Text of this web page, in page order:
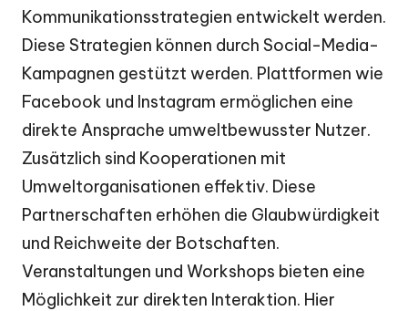
Kommunikationsstrategien entwickelt werden.
Diese Strategien können durch Social-Media-
Kampagnen gestützt werden. Plattformen wie
Facebook und Instagram ermöglichen eine
direkte Ansprache umweltbewusster Nutzer.
Zusätzlich sind Kooperationen mit
Umweltorganisationen effektiv. Diese
Partnerschaften erhöhen die Glaubwürdigkeit
und Reichweite der Botschaften.
Veranstaltungen und Workshops bieten eine
Möglichkeit zur direkten Interaktion. Hier